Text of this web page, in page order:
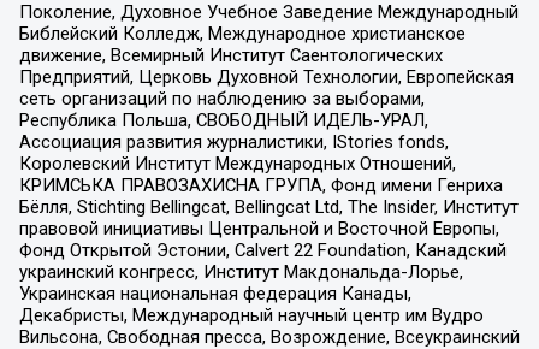
Поколение, Духовное Учебное Заведение Международный
Библейский Колледж, Международное христианское
движение, Всемирный Институт Саентологических
Предприятий, Церковь Духовной Технологии, Европейская
сеть организаций по наблюдению за выборами,
Республика Польша, СВОБОДНЫЙ ИДЕЛЬ-УРАЛ,
Ассоциация развития журналистики, IStories fonds,
Королевский Институт Международных Отношений,
КРИМСЬКА ПРАВОЗАХИСНА ГРУПА, Фонд имени Генриха
Бёлля, Stichting Bellingcat, Bellingcat Ltd, The Insider, Институт
правовой инициативы Центральной и Восточной Европы,
Фонд Открытой Эстонии, Calvert 22 Foundation, Канадский
украинский конгресс, Институт Макдональда-Лорье,
Украинская национальная федерация Канады,
Декабристы, Международный научный центр им Вудро
Вильсона, Свободная пресса, Возрождение, Всеукраинский